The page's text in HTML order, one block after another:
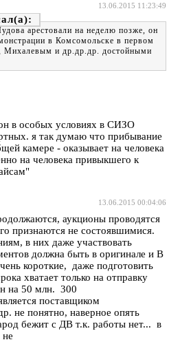
13.06.2015 11:23:49
арестовали на неделю позже, он
в Комсомольске в первом
Михалевым и др.др.др. достойными
в особых условиях в СИЗО
я так думаю что прибывание
камере - оказывает на человека
на человека привыкшего к
13.06.2015 00:04:06
аукционы проводятся
признаются не состоявшимися.
в них даже участвовать
должна быть в оригинале и В
короткие, даже подготовить
хватает только на отправку
на 50 млн. 300
поставщиком
не понятно, наверное опять
бежит с ДВ т.к. работы нет... в